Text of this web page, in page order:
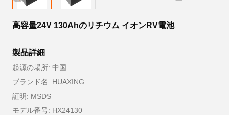
高容量24V 130Ahのリチウム イオンRV電池
製品詳細
起源の場所: 中国
ブランド名: HUAXING
証明: MSDS
モデル番号: HX24130